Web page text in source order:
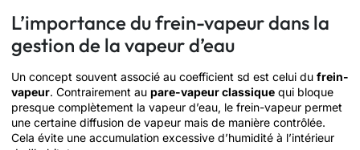
L’importance du frein-vapeur dans la
gestion de la vapeur d’eau
Un concept souvent associé au coefficient sd est celui du frein-
vapeur. Contrairement au pare-vapeur classique qui bloque
presque complètement la vapeur d’eau, le frein-vapeur permet
une certaine diffusion de vapeur mais de manière contrôlée.
Cela évite une accumulation excessive d’humidité à l’intérieur